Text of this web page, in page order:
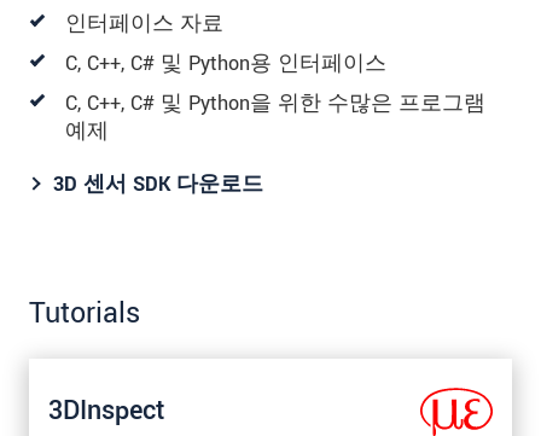
인터페이스 자료
C, C++, C# 및 Python용 인터페이스
C, C++, C# 및 Python을 위한 수많은 프로그램
예제
3D 센서 SDK 다운로드
Tutorials
3DInspect